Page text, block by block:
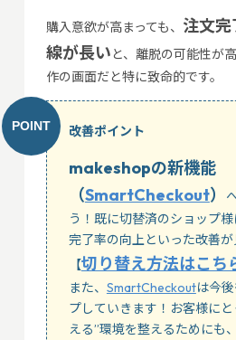
購入意欲が高まっても、 注文
線が長い と、離脱の可能性が
作の画面だと特に致命的です。
改善ポイント
makeshopの新機能
（SmartCheckout）
う！既に切替済のショップ
完了率の向上といった改善が
【切り替え方法はこち
また、 SmartCheckoutは今
プしていきます！お客様に
える”環境を整えるためにも、